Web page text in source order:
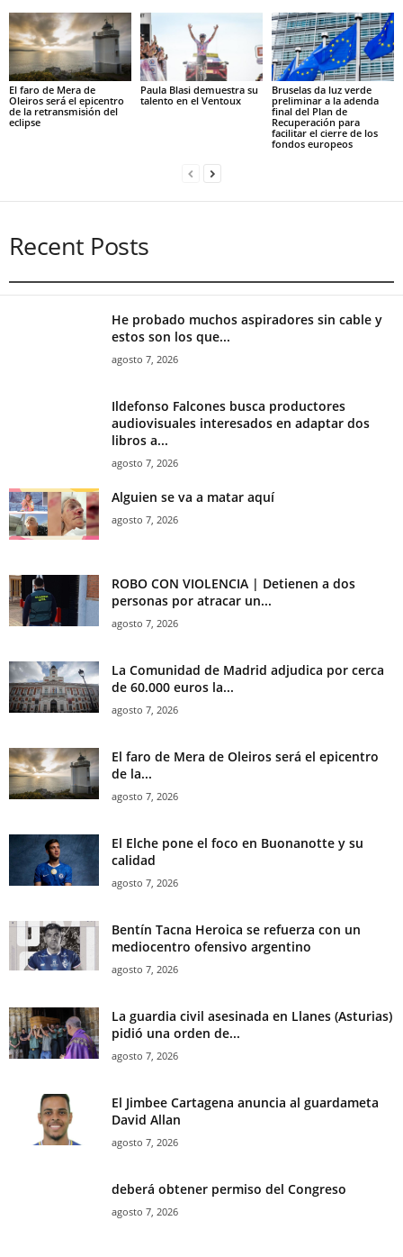
El faro de Mera de
Oleiros será el epicentro
de la retransmisión del
eclipse
Paula Blasi demuestra su
talento en el Ventoux
Bruselas da luz verde
preliminar a la adenda
final del Plan de
Recuperación para
facilitar el cierre de los
fondos europeos
Recent Posts
He probado muchos aspiradores sin cable y
estos son los que...
agosto 7, 2026
Ildefonso Falcones busca productores
audiovisuales interesados en adaptar dos
libros a...
agosto 7, 2026
Alguien se va a matar aquí
agosto 7, 2026
ROBO CON VIOLENCIA | Detienen a dos
personas por atracar un...
agosto 7, 2026
La Comunidad de Madrid adjudica por cerca
de 60.000 euros la...
agosto 7, 2026
El faro de Mera de Oleiros será el epicentro
de la...
agosto 7, 2026
El Elche pone el foco en Buonanotte y su
calidad
agosto 7, 2026
Bentín Tacna Heroica se refuerza con un
mediocentro ofensivo argentino
agosto 7, 2026
La guardia civil asesinada en Llanes (Asturias)
pidió una orden de...
agosto 7, 2026
El Jimbee Cartagena anuncia al guardameta
David Allan
agosto 7, 2026
deberá obtener permiso del Congreso
agosto 7, 2026